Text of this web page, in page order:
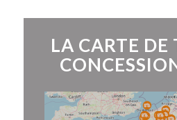
LA CARTE DE